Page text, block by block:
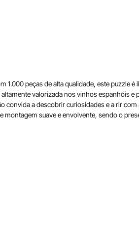
peças de alta qualidade, este puzzle
valorizada nos vinhos espanhóis
a descobrir curiosidades e a rir
suave e envolvente, sendo o